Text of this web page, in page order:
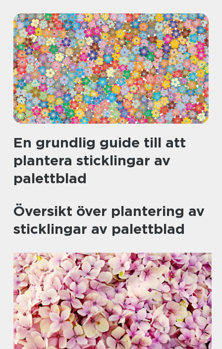
En grundlig guide till att
plantera sticklingar av
palettblad
Översikt över plantering av
sticklingar av palettblad